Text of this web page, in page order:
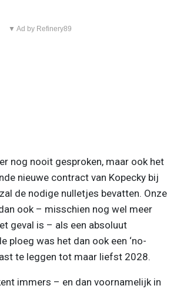
▼ Ad by Refinery89
nog nooit gesproken, maar ook het
nieuwe contract van Kopecky bij
de nodige nulletjes bevatten. Onze
ook – misschien nog wel meer
geval is – als een absoluut
ploeg was het dan ook een ‘no-
te leggen tot maar liefst 2028.
immers – en dan voornamelijk in